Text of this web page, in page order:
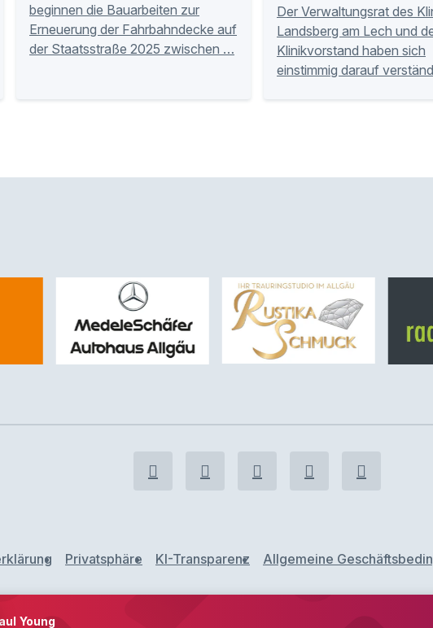
beginnen die Bauarbeiten zur
Erneuerung der Fahrbahndecke auf
der Staatsstraße 2025 zwischen …
Der Verwaltungsrat des
Landsberg am Lech und
Klinikvorstand haben sich
einstimmig darauf
Privatsphäre KI-Transparenz Allgemeine
Young